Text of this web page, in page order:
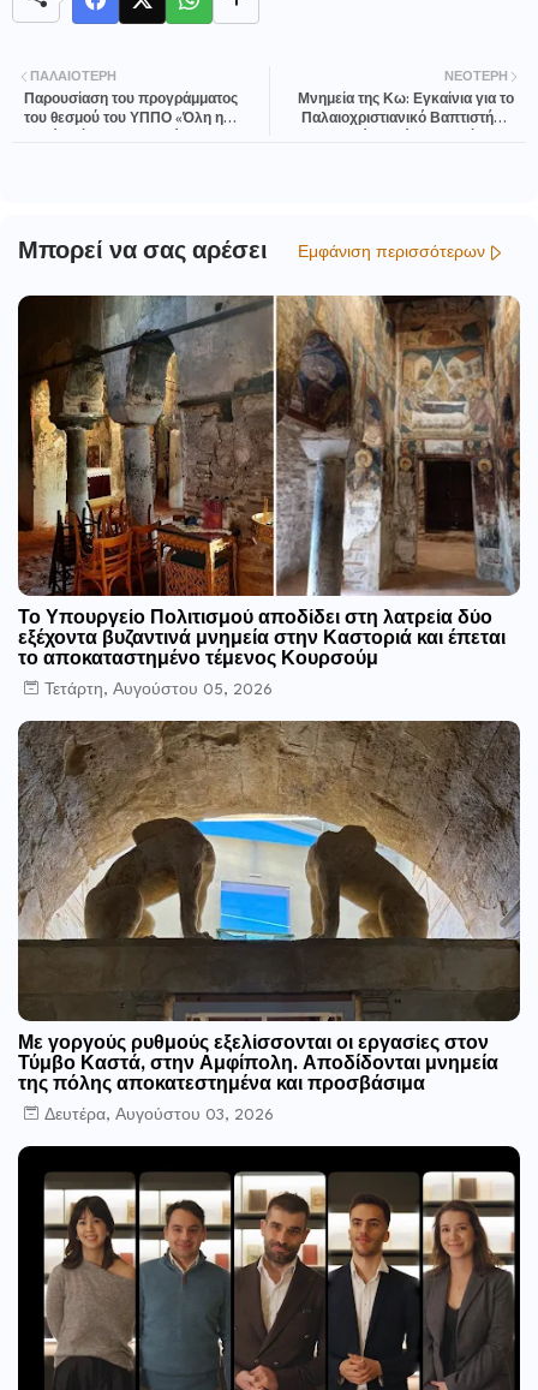
ΝΕΌΤΕΡΗ
Μνημεία της Κω: Εγκαίνια για το
Παλαιοχριστιανικό Βαπτιστήριο
ΠΑΛΑΙΌΤΕΡΗ
Παρουσίαση του προγράμματος
του θεσμού του ΥΠΠΟ «Όλη η
Μπορεί να σας αρέσει Εμφάνιση περισσότερων
Το Υπουργείο Πολιτισμού αποδίδει στη λατρεία δύο
εξέχοντα βυζαντινά μνημεία στην Καστοριά και έπεται
το αποκαταστημένο τέμενος Κουρσούμ
Τετάρτη, Αυγούστου 05, 2026
Με γοργούς ρυθμούς εξελίσσονται οι εργασίες στον
Τύμβο Καστά, στην Αμφίπολη. Αποδίδονται μνημεία
της πόλης αποκατεστημένα και προσβάσιμα
Δευτέρα, Αυγούστου 03, 2026